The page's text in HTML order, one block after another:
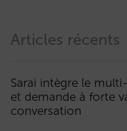
Articles récents
Sarai intègre le
et demande à forte
conversation